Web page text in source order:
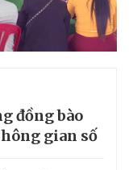
đồng bào
gian số